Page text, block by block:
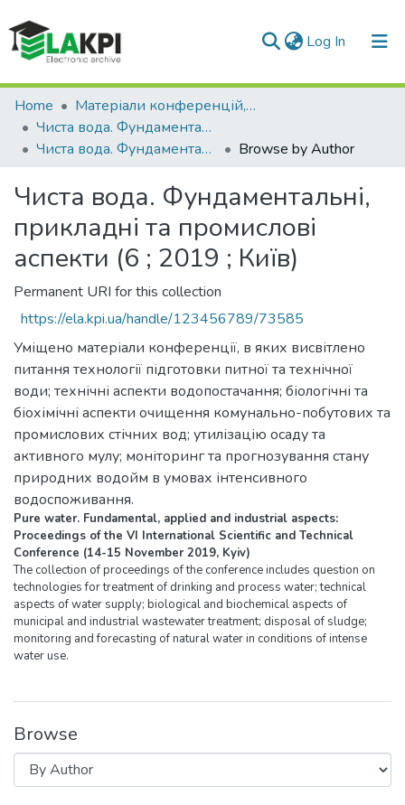
Log In (current)
Communities & Collections
All of DSpace
Home
Матеріали конференцій, семінарів і т.п.
Чиста вода. Фундаментальні, прикладні та промислові аспекти
Чиста вода. Фундаментальні, прикладні та промислові аспекти (6 ; 2019 ; Київ)
Browse by Author
Чиста вода. Фундаментальні,
прикладні та промислові
аспекти (6 ; 2019 ; Київ)
Permanent URI for this collection
https://ela.kpi.ua/handle/123456789/73585
Уміщено матеріали конференції, в яких висвітлено
питання технології підготовки питної та технічної
води; технічні аспекти водопостачання; біологічні та
біохімічні аспекти очищення комунально-побутових та
промислових стічних вод; утилізацію осаду та
активного мулу; моніторинг та прогнозування стану
природних водойм в умовах інтенсивного
водоспоживання.
Pure water. Fundamental, applied and industrial aspects:
Proceedings of the VІ International Scientific and Technical
Conference (14-15 November 2019, Kyiv)
The collection of proceedings of the conference includes question on
technologies for treatment of drinking and process water; technical
aspects of water supply; biological and biochemical aspects of
municipal and industrial wastewater treatment; disposal of sludge;
monitoring and forecasting of natural water in conditions of intense
water use.
Browse